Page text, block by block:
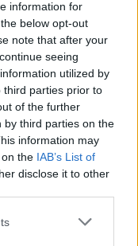
information for
below opt-out
note that after your
seeing
utilized by
third parties prior to
of the further
by third parties on the
information may
the IAB’s List of
disclose it to other
or more Google
πίσω την
θέλεις